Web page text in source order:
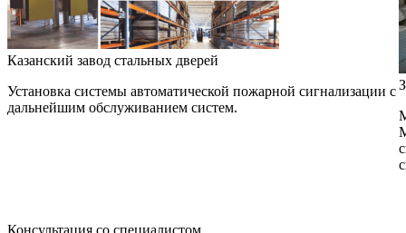
Казанский завод стальных дверей
Установка системы автоматической пожарной сигнализации с
дальнейшим обслуживанием систем.
Консультация со специалистом